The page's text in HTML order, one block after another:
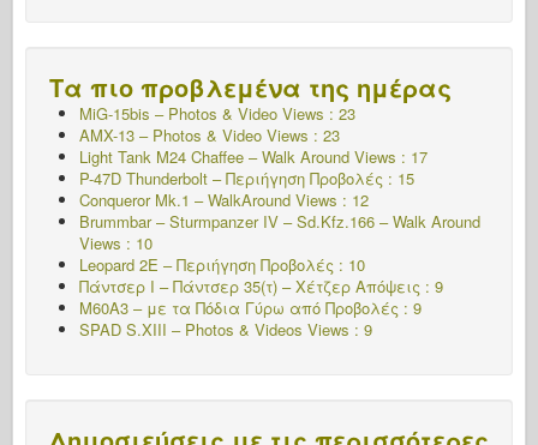
Τα πιο προβλεμένα της ημέρας
MiG-15bis – Photos & Video Views : 23
AMX-13 – Photos & Video Views : 23
Light Tank M24 Chaffee – Walk Around Views : 17
P-47D Thunderbolt – Περιήγηση Προβολές : 15
Conqueror Mk.1 – WalkAround Views : 12
Brummbar – Sturmpanzer IV – Sd.Kfz.166 – Walk Around
Views : 10
Leopard 2E – Περιήγηση Προβολές : 10
Πάντσερ Ι – Πάντσερ 35(τ) – Χέτζερ Απόψεις : 9
M60A3 – με τα Πόδια Γύρω από Προβολές : 9
SPAD S.XIII – Photos & Videos Views : 9